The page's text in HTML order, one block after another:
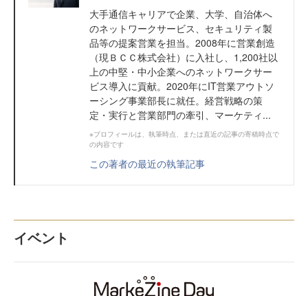
大手通信キャリアで企業、大学、自治体へ
のネットワークサービス、セキュリティ製
品等の提案営業を担当。2008年に営業創造
（現ＢＣＣ株式会社）に入社し、1,200社以
上の中堅・中小企業へのネットワークサー
ビス導入に貢献。2020年にIT営業アウトソ
ーシング事業部長に就任。経営戦略の策
定・実行と営業部門の牽引、マーケティ...
※プロフィールは、執筆時点、または直近の記事の寄稿時点で
の内容です
この著者の最近の執筆記事
イベント